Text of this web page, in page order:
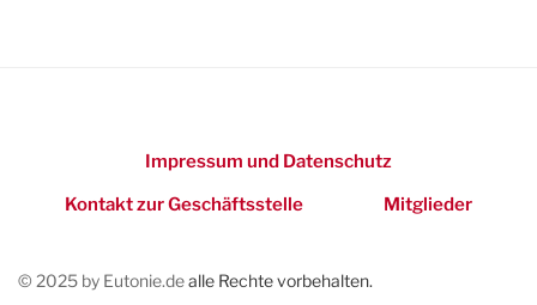
Impressum und Datenschutz
Kontakt zur Geschäftsstelle
Mitglieder
© 2025 by Eutonie.dealle Rechte vorbehalten.